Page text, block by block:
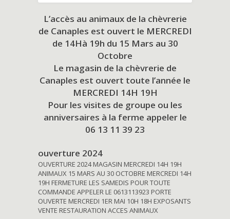
L’accès au animaux de la chèvrerie
de Canaples est ouvert le MERCREDI
de 14Hà 19h du 15 Mars au 30
Octobre
Le magasin de la chèvrerie de
Canaples est ouvert toute l’année le
MERCREDI 14H 19H
Pour les visites de groupe ou les
anniversaires à la ferme appeler le
06 13 11 39 23
ouverture 2024
OUVERTURE 2024 MAGASIN MERCREDI 14H 19H
ANIMAUX 15 MARS AU 30 OCTOBRE MERCREDI 14H
19H FERMETURE LES SAMEDIS POUR TOUTE
COMMANDE APPELER LE 0613113923 PORTE
OUVERTE MERCREDI 1ER MAI 10H 18H EXPOSANTS
VENTE RESTAURATION ACCES ANIMAUX